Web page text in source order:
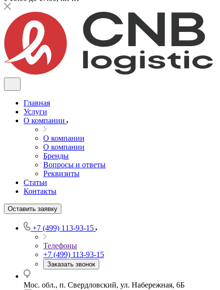
Главная
Услуги
О компании
О компании
О компании
Бренды
Вопросы и ответы
Реквизиты
Статьи
Контакты
Оставить заявку
+7 (499) 113-93-15
Телефоны
+7 (499) 113-93-15
Заказать звонок
Мос. обл., п. Свердловский, ул. Набережная, 6Б